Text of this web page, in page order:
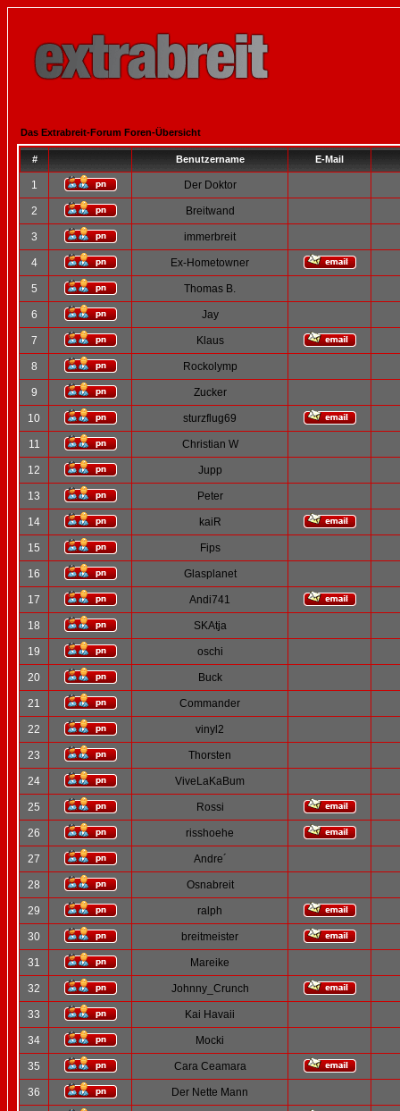
Das Extrabreit-Forum Foren-Übersicht
# Benutzername E-Mail
1 Der Doktor
2 Breitwand
3 immerbreit
4 Ex-Hometowner
5 Thomas B.
6 Jay
7 Klaus
8 Rockolymp
9 Zucker
10 sturzflug69
11 Christian W
12 Jupp
13 Peter
14 kaiR
15 Fips
16 Glasplanet
17 Andi741
18 SKAtja
19 oschi
20 Buck
21 Commander
22 vinyl2
23 Thorsten
24 ViveLaKaBum
25 Rossi
26 risshoehe
27 Andre´
28 Osnabreit
29 ralph
30 breitmeister
31 Mareike
32 Johnny_Crunch
33 Kai Havaii
34 Mocki
35 Cara Ceamara
36 Der Nette Mann